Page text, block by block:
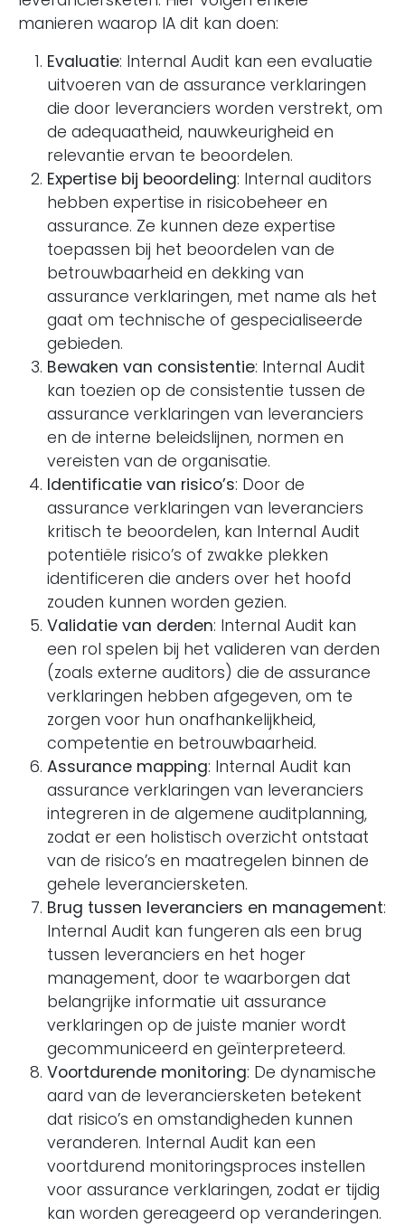
manieren waarop IA dit kan doen:
Evaluatie: Internal Audit kan een evaluatie
uitvoeren van de assurance verklaringen
die door leveranciers worden verstrekt, om
de adequaatheid, nauwkeurigheid en
relevantie ervan te beoordelen.
Expertise bij beoordeling: Internal auditors
hebben expertise in risicobeheer en
assurance. Ze kunnen deze expertise
toepassen bij het beoordelen van de
betrouwbaarheid en dekking van
assurance verklaringen, met name als het
gaat om technische of gespecialiseerde
gebieden.
Bewaken van consistentie: Internal Audit
kan toezien op de consistentie tussen de
assurance verklaringen van leveranciers
en de interne beleidslijnen, normen en
vereisten van de organisatie.
Identificatie van risico’s: Door de
assurance verklaringen van leveranciers
kritisch te beoordelen, kan Internal Audit
potentiële risico’s of zwakke plekken
identificeren die anders over het hoofd
zouden kunnen worden gezien.
Validatie van derden: Internal Audit kan
een rol spelen bij het valideren van derden
(zoals externe auditors) die de assurance
verklaringen hebben afgegeven, om te
zorgen voor hun onafhankelijkheid,
competentie en betrouwbaarheid.
Assurance mapping: Internal Audit kan
assurance verklaringen van leveranciers
integreren in de algemene auditplanning,
zodat er een holistisch overzicht ontstaat
van de risico’s en maatregelen binnen de
gehele leveranciersketen.
Brug tussen leveranciers en management:
Internal Audit kan fungeren als een brug
tussen leveranciers en het hoger
management, door te waarborgen dat
belangrijke informatie uit assurance
verklaringen op de juiste manier wordt
gecommuniceerd en geïnterpreteerd.
Voortdurende monitoring: De dynamische
aard van de leveranciersketen betekent
dat risico’s en omstandigheden kunnen
veranderen. Internal Audit kan een
voortdurend monitoringsproces instellen
voor assurance verklaringen, zodat er tijdig
kan worden gereageerd op veranderingen.